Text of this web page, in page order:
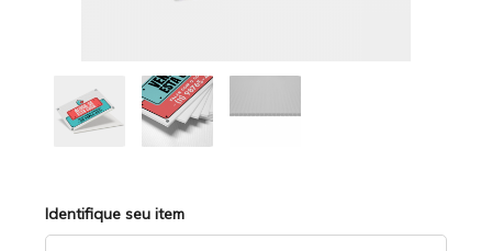
Identifique seu item